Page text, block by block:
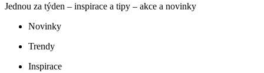
Jednou za týden – inspirace a tipy – akce a novinky
Novinky
Trendy
Inspirace